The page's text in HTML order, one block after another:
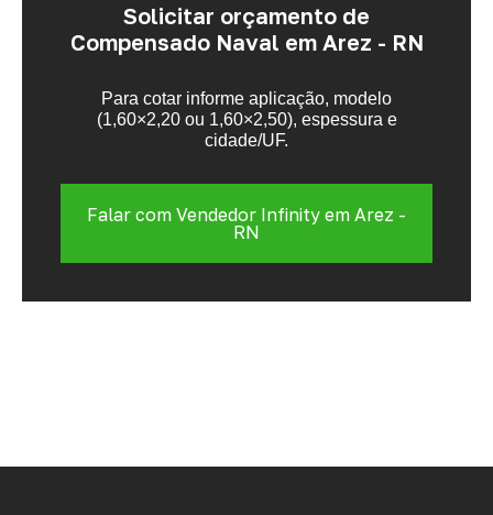
Solicitar orçamento de
Compensado Naval em Arez - RN
Para cotar informe aplicação, modelo
(1,60×2,20 ou 1,60×2,50), espessura e
cidade/UF.
Falar com Vendedor Infinity em Arez -
RN